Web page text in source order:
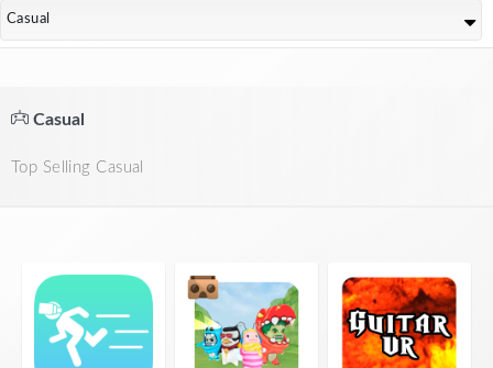
Casual
Casual
Top Selling Casual